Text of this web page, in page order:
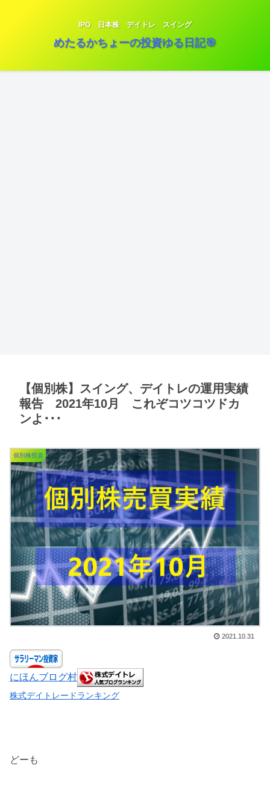
IPO 日本株 デイトレ スイング
めたるかちょーの投資ゆる日記🎯
【個別株】スイング、デイトレの運用実績
報告 2021年10月 これぞコツコツドカ
ンよ･･･
個別株投資
2021.10.31
にほんブログ村
株式デイトレードランキング
どーも